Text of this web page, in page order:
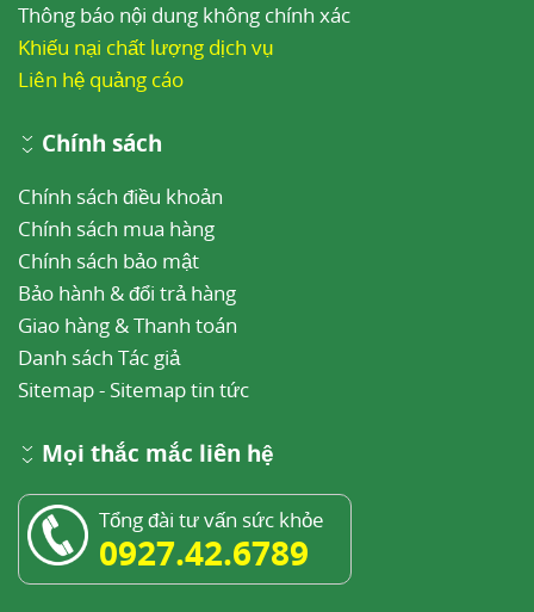
Thông báo nội dung không chính xác
Khiếu nại chất lượng dịch vụ
Liên hệ quảng cáo
Chính sách
Chính sách điều khoản
Chính sách mua hàng
Chính sách bảo mật
Bảo hành & đổi trả hàng
Giao hàng & Thanh toán
Danh sách Tác giả
Sitemap- Sitemap tin tức
Mọi thắc mắc liên hệ
Tổng đài tư vấn sức khỏe
0927.42.6789